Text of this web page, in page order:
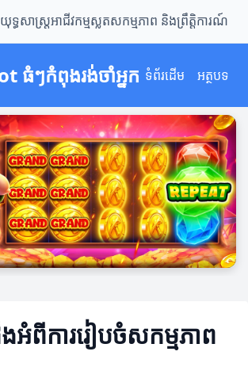
យុទ្ធសាស្ត្រអាជីវកម្មស្លតសកម្មភាព និងព្រឹត្តិការណ៍
ធំៗកំពុងរង់ចាំអ្នក ទំព័រដើម អត្ថបទ
ពីការរៀបចំសកម្មភាព